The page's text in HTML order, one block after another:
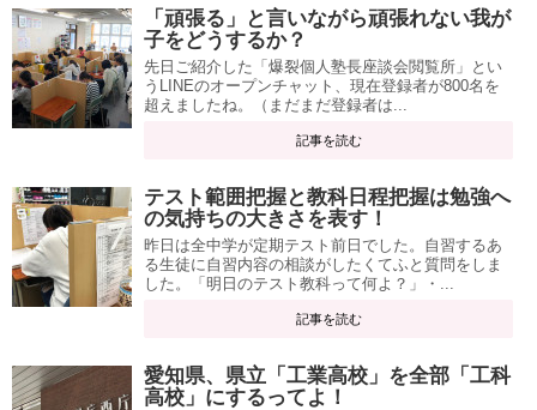
「頑張る」と言いながら頑張れない我が
子をどうするか？
先日ご紹介した「爆裂個人塾長座談会閲覧所」とい
うLINEのオープンチャット、現在登録者が800名を
超えましたね。（まだまだ登録者は...
記事を読む
テスト範囲把握と教科日程把握は勉強へ
の気持ちの大きさを表す！
昨日は全中学が定期テスト前日でした。自習するあ
る生徒に自習内容の相談がしたくてふと質問をしま
した。「明日のテスト教科って何よ？」・...
記事を読む
愛知県、県立「工業高校」を全部「工科
高校」にするってよ！